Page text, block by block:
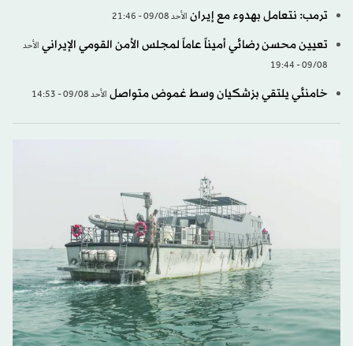
ترمب: نتعامل بهدوء مع إيران الأحد 09/08 - 21:46
تعيين محسن رضائي أميناً عاماً لمجلس الأمن القومي الإيراني الأحد
09/08 - 19:44
خامنئي يلتقي بزشكيان وسط غموض متواصل الأحد 09/08 - 14:53